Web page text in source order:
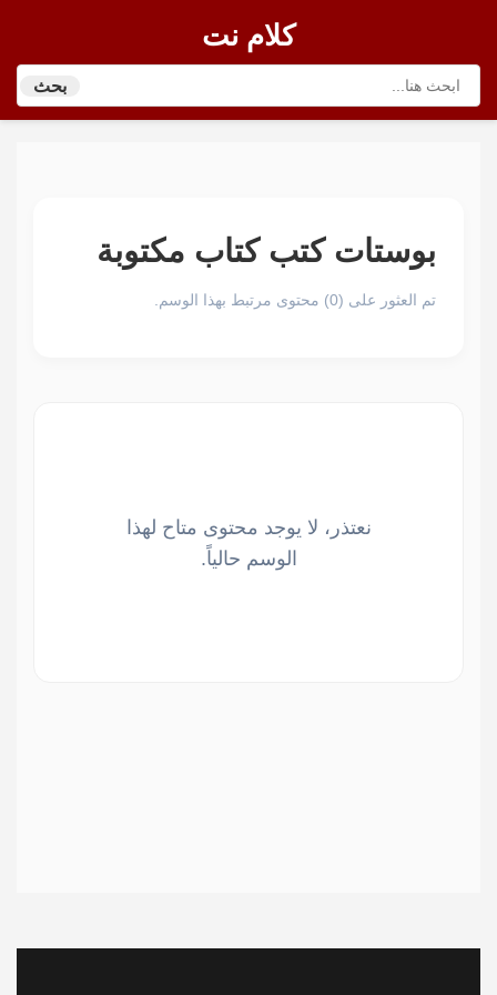
كلام نت
بحث
بوستات كتب كتاب مكتوبة
تم العثور على (0) محتوى مرتبط بهذا الوسم.
نعتذر، لا يوجد محتوى متاح لهذا
الوسم حالياً.